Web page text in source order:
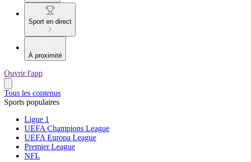
Sport en direct
À proximité
Ouvrir l'app
Tous les contenus
Sports populaires
Ligue 1
UEFA Champions League
UEFA Europa League
Premier League
NFL